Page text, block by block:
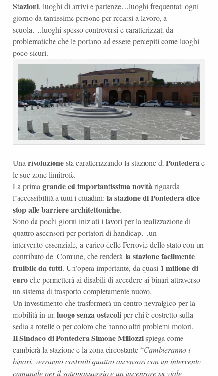
Stazioni, luoghi di arrivi e partenze…luoghi frequentati ogni
giorno da tantissime persone per recarsi a lavoro, a
scuola….luoghi spesso controversi e caratterizzati da
problematiche che le portano ad essere percepiti come luoghi
poco sicuri.
Una rivoluzionesta caratterizzando la stazione di Pontederae
le sue zone limitrofe.
La prima grande ed importantissima novitàriguarda
l’accessibilità a tutti i cittadini: la stazione di Pontedera dice
stop alle barriere architettoniche.
Sono da pochi giorni iniziati i lavori per la realizzazione di
quattro ascensori per portatori di handicap…un
intervento essenziale, a carico delle Ferrovie dello stato con un
contributo del Comune, che renderà la stazione facilmente
fruibile da tutti. Un’opera importante, da quasi 1 milione di
euroche permetterà ai disabili di accedere ai binari attraverso
un sistema di trasporto completamente nuovo.
Un investimento che trasformerà un centro nevralgico per la
mobilità in un luogo senza ostacoliper chi è costretto sulla
sedia a rotelle o per coloro che hanno altri problemi motori.
Il Sindaco di Pontedera Simone Millozzispiega come
cambierà la stazione e la zona circostante “Cambieranno i
binari, verranno costruiti quattro ascensori con un intervento
comunale per il sottopassaggio e un ascensore su viale